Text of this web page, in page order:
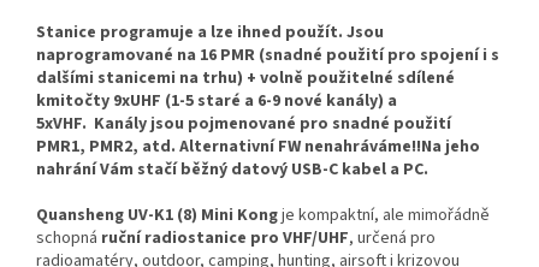
Stanice programuje a lze ihned použít. Jsou
naprogramované na 16 PMR (snadné použití pro spojení i s
dalšími stanicemi na trhu) + volně použitelné sdílené
kmitočty 9xUHF (1-5 staré a 6-9 nové kanály) a
5xVHF. Kanály jsou pojmenované pro snadné použití
PMR1, PMR2, atd. Alternativní FW nenahráváme!!Na jeho
nahrání Vám stačí běžný datový USB-C kabel a PC.
Quansheng UV-K1 (8) Mini Kongje kompaktní, ale mimořádně
schopná ruční radiostanice pro VHF/UHF, určená pro
radioamatéry, outdoor, camping, hunting, airsoft i krizovou